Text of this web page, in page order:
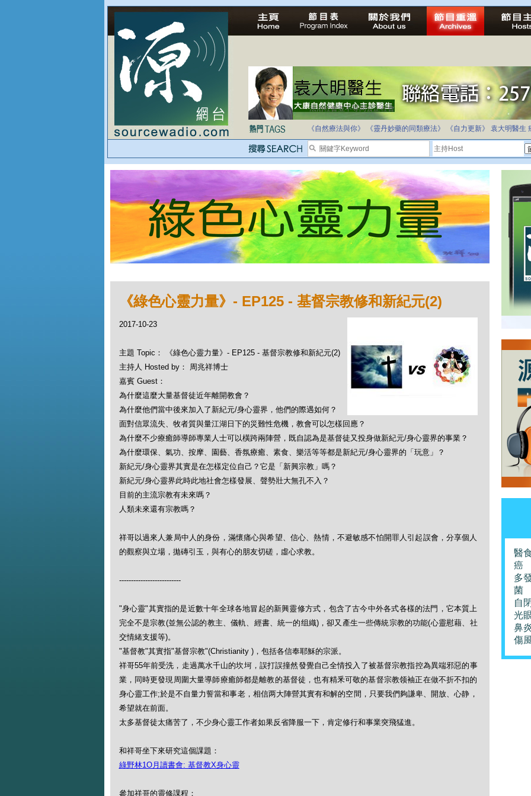
法治社會並不等同公正社會
自家教育合法化-推動多元化教育，全民學卷制
《自然療法與你》
《靈丹妙藥的同類療法》 《自力更新》 袁大明醫生
《綠色心靈力量》- EP125 - 基督宗教修和新紀元(2)
2017-10-23
主題 Topic： 《綠色心靈力量》- EP125 - 基督宗教修和新紀元(2)
主持人 Hosted by： 周兆祥博士
嘉賓 Guest：
為什麼這麼大量基督徒近年離開教會？
為什麼他們當中後來加入了新紀元/身心靈界，他們的際遇如何？
面對信眾流失、牧者質與量江湖日下的災難性危機，教會可以怎樣回應？
為什麼不少療癒師導師專業人士可以橫跨兩陣營，既自認為是基督徒又投身做新紀元/身心靈界的事業？
為什麼環保、氣功、按摩、園藝、香氛療癒、素食、樂活等等都是新紀元/身心靈界的「玩意」？
新紀元/身心靈界其實是在怎樣定位自己？它是「新興宗教」嗎？
新紀元/身心靈界此時此地社會怎樣發展、聲勢壯大無孔不入？
目前的主流宗教有未來嗎？
人類未來還有宗教嗎？
祥哥以過來人兼局中人的身份，滿懷痛心與希望、信心、熱情，不避敏感不怕開罪人引起誤會，分享個人
的觀察與立場，拋磚引玉，與有心的朋友切磋，虛心求教。
--------------------------
"身心靈"其實指的是近數十年全球各地冒起的新興靈修方式，包含了古今中外各式各樣的法門，它本質上
完全不是宗教(並無公認的教主、儀軌、經書、統一的组織)，卻又產生一些傳統宗教的功能(心靈慰藉、社
交情緒支援等)。
"基督教"其實指"基督宗教"(Christianity )，包括各信奉耶穌的宗派。
祥哥55年前受洗，走過萬水千山的坎坷，誤打誤撞然發覺自己全情投入了被基督宗教指控為異端邪惡的事
業，同時更發現周圍大量導師療癒師都是離教的基督徒，也有精釆可敬的基督宗教领袖正在做不折不扣的
身心靈工作;於是不自量力誓當和事老，相信两大陣營其實有和解的空間，只要我們夠謙卑、開放、心静，
希望就在前面。
太多基督徒太痛苦了，不少身心靈工作者如果反省降服一下，肯定修行和事業突飛猛進。
和祥哥坐下來研究這個課題：
綠野林1O月讀書會: 基督教X身心靈
參加祥哥的靈修課程：
醫
癌
多
菌
自
光
鼻
傷